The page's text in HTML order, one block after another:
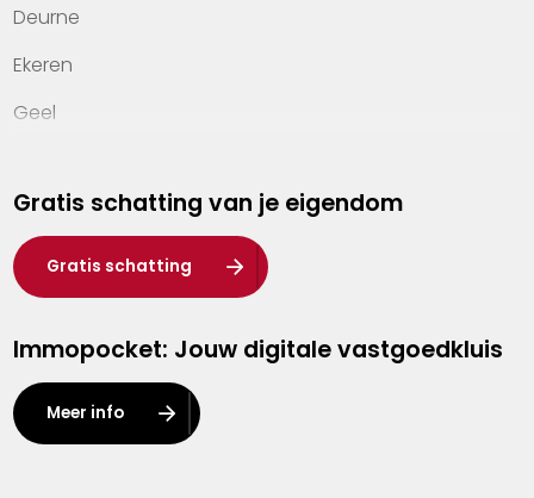
Contact
Deurne
Ekeren
Geel
Hasselt
Heist-op-den-Berg
Herentals
Kalmthout
Leuven
Lier
Gratis schatting van je eigendom
Gratis schatting
Immopocket: Jouw digitale vastgoedkluis
Meer info